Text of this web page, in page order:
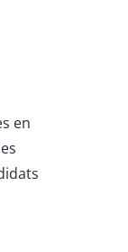
en